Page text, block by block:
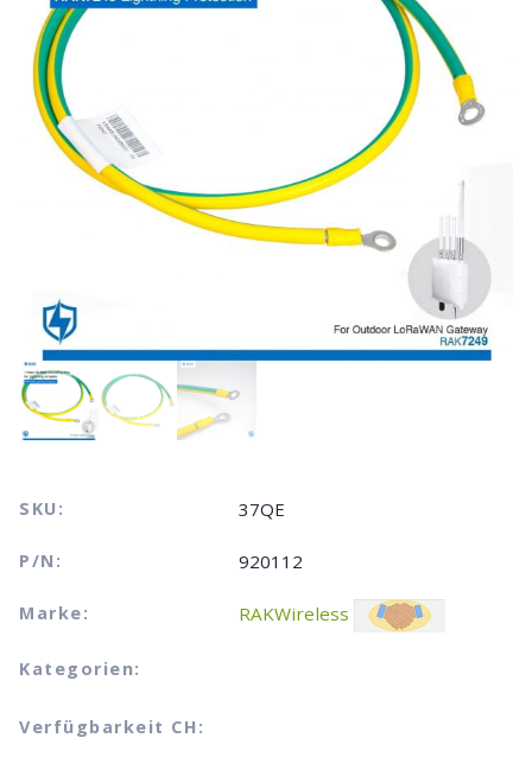
SKU: 37QE
P/N: 920112
Marke: RAKWireless
Kategorien:
Verfügbarkeit CH: